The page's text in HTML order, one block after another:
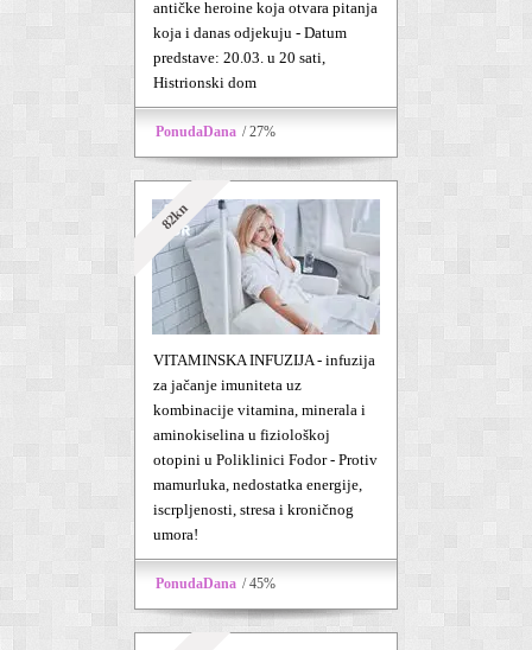
antičke heroine koja otvara pitanja
koja i danas odjekuju - Datum
predstave: 20.03. u 20 sati,
Histrionski dom
PonudaDana / 27%
82kn
VITAMINSKA INFUZIJA - infuzija
za jačanje imuniteta uz
kombinacije vitamina, minerala i
aminokiselina u fiziološkoj
otopini u Poliklinici Fodor - Protiv
mamurluka, nedostatka energije,
iscrpljenosti, stresa i kroničnog
umora!
PonudaDana / 45%